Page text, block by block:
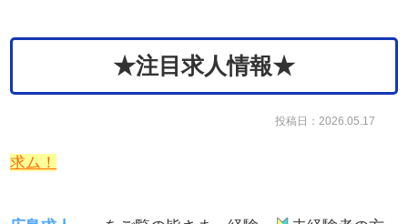
★注目求人情報★
投稿日：2026.05.17
求ム！